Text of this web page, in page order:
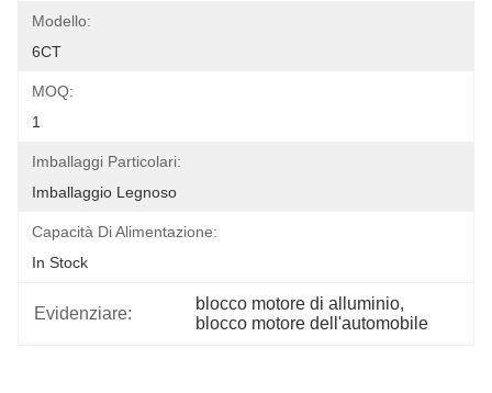
Modello:
6CT
MOQ:
1
Imballaggi Particolari:
Imballaggio Legnoso
Capacità Di Alimentazione:
In Stock
Evidenziare:
blocco motore di alluminio,
blocco motore dell'automobile